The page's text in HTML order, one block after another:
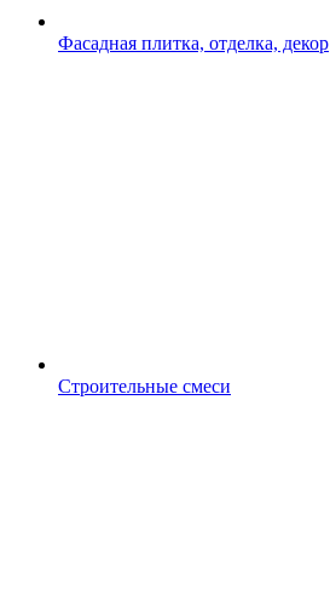
Фасадная плитка, отделка, декор
Строительные смеси